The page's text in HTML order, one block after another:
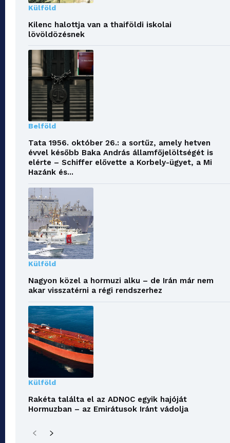
Külföld
Kilenc halottja van a thaiföldi iskolai
lövöldözésnek
Belföld
Tata 1956. október 26.: a sortűz, amely hetven
évvel később Baka András államfőjelöltségét is
elérte – Schiffer elővette a Korbely-ügyet, a Mi
Hazánk és...
Külföld
Nagyon közel a hormuzi alku – de Irán már nem
akar visszatérni a régi rendszerhez
Külföld
Rakéta találta el az ADNOC egyik hajóját
Hormuzban – az Emirátusok Iránt vádolja